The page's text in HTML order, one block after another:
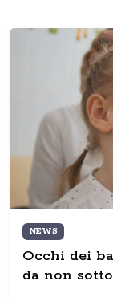
NEWS
Occhi dei
da non